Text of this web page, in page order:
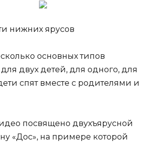
нижних ярусов
основных типов
двух детей, для одного, для
спят вместе с родителями и
посвящено двухъярусной
«Дос», на примере которой